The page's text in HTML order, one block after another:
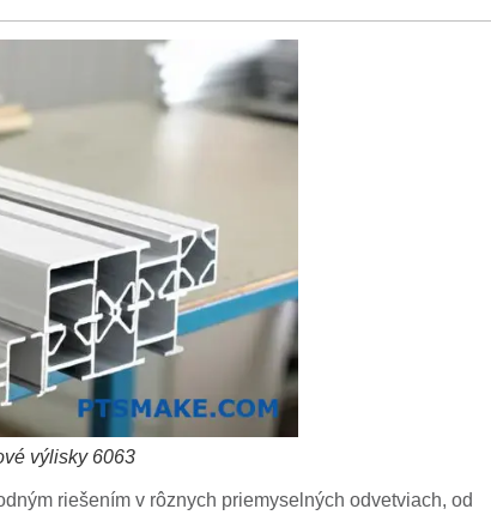
výlisky 6063
riešením v rôznych priemyselných odvetviach, od